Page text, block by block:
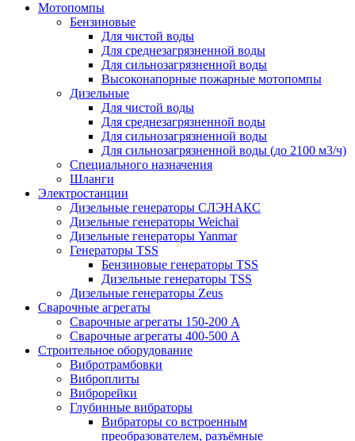
Мотопомпы
Бензиновые
Для чистой воды
Для среднезагрязненной воды
Для сильнозагрязненной воды
Высоконапорные пожарные мотопомпы
Дизельные
Для чистой воды
Для среднезагрязненной воды
Для сильнозагрязненной воды
Для сильнозагрязненной воды (до 2100 м3/ч)
Специального назначения
Шланги
Электростанции
Дизельные генераторы СЛЭНАКС
Дизельные генераторы Weichai
Дизельные генераторы Yanmar
Генераторы TSS
Бензиновые генераторы TSS
Дизельные генераторы TSS
Дизельные генераторы Zeus
Сварочные агрегаты
Сварочные агрегаты 150-200 А
Сварочные агрегаты 400-500 А
Строительное оборудование
Вибротрамбовки
Виброплиты
Виброрейки
Глубинные вибраторы
Вибраторы со встроенным
преобразователем, разъёмные